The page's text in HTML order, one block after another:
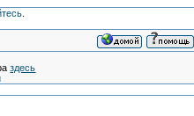
.
здесь